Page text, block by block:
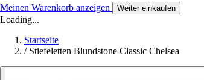
Meinen Warenkorb anzeigen Weiter einkaufen
Loading...
Startseite
/ Stiefeletten Blundstone Classic Chelsea